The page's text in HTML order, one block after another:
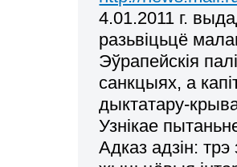
4.01.2011 г.
разьвіцьцё
Эўрапейскія
санкцыях, а
дыктатару-
Узнікае
Адказ адзін: